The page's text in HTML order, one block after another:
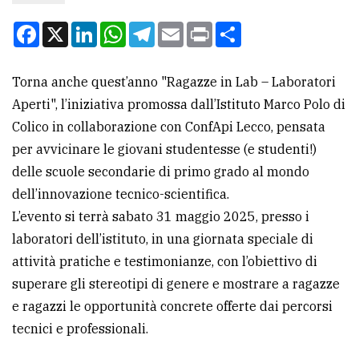
tua
CERCA
Cerca
per
comune
Ricerca
avanzata
ALTRE
TESTATE
Facebook
X LinkedInWhatsApp
Telegram
EmailPrint
Torna anche quest’anno "Ragazze in Lab – Laboratori
Aperti", l’iniziativa promossa dall’Istituto Marco Polo di
Colico in collaborazione con ConfApi Lecco, pensata
per avvicinare le giovani studentesse (e studenti!)
delle scuole secondarie di primo grado al mondo
dell’innovazione tecnico-scientifica.
L’evento si terrà sabato 31 maggio 2025, presso i
laboratori dell’istituto, in una giornata speciale di
attività pratiche e testimonianze, con l’obiettivo di
superare gli stereotipi di genere e mostrare a ragazze
e ragazzi le opportunità concrete offerte dai percorsi
tecnici e professionali.